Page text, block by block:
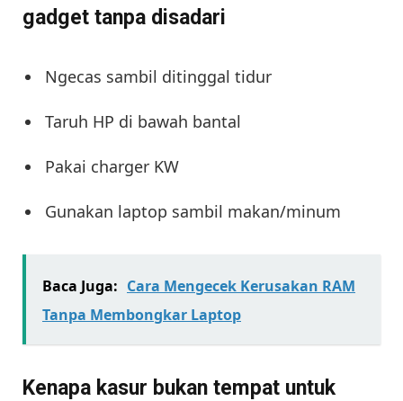
gadget tanpa disadari
Ngecas sambil ditinggal tidur
Taruh HP di bawah bantal
Pakai charger KW
Gunakan laptop sambil makan/minum
Baca Juga: Cara Mengecek Kerusakan RAM
Tanpa Membongkar Laptop
Kenapa kasur bukan tempat untuk